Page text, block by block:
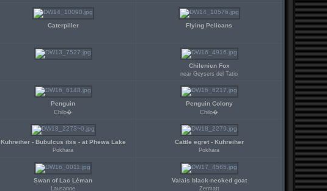
Caterpiller Flying Pelicans
Chilenien Fox
near Geysers del Tatio
Penguin
Chilo�
Penguin Colony
Chilo�
Kuhreiher - Bubulcus ibis - at Phewa Lake
Pokhara
Cattle egret - Kuhreiher
Pokhara
Swan of Lac Léman
Lausanne
Valais black-necked goat
Zermatt